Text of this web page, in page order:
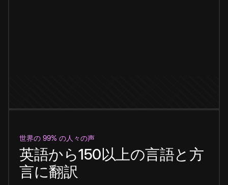
世界の 99% の人々の声
英語から150以上の言語と方
言に翻訳